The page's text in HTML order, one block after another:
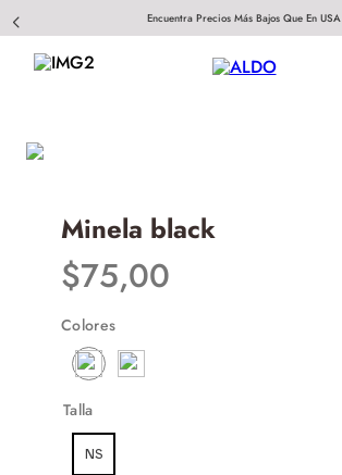
Encuentra Precios Más Bajos Que En USA
Minela black
$75,00
Colores
Talla
NS